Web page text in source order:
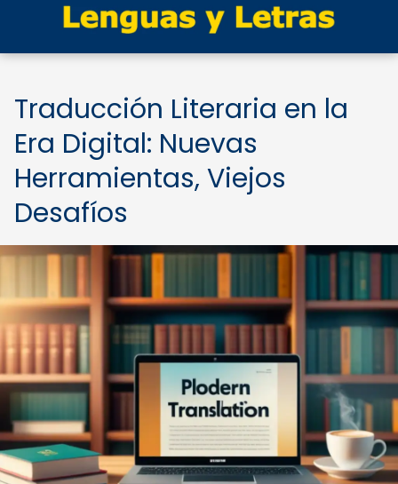
Traducción Literaria en la
Era Digital: Nuevas
Herramientas, Viejos
Desafíos